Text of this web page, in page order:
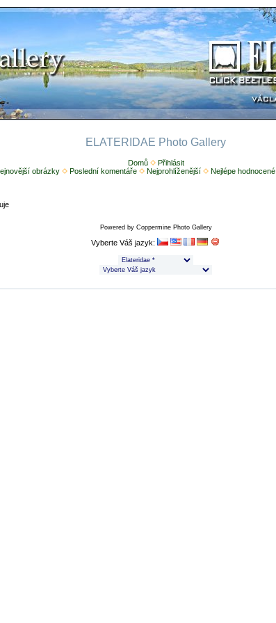
ELATERIDAE Photo Gallery
Domů
Přihlásit
obrázky
Poslední komentáře Nejprohlíženější Nejlépe hodnocené
Powered by Coppermine Photo Gallery
Vyberte Váš jazyk: